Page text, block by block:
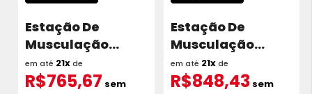
Estação De
Musculação
Kikos 518Ex Torre
96kg
em até 21xde
R$765,67 sem
Estação De
Musculação
Kikos Gx4I Torre
65kg
em até 21xde
R$848,43sem